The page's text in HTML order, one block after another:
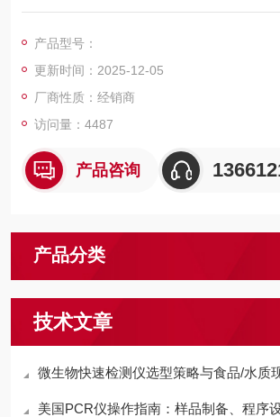
经过一段时间的培养后，根据通摇摇瓶颜色
需专业人员、无需专业实验室、只需3步就可读
产品型号：
更新时间：2025-12-05
厂商性质：经销商
访问量：4487
产品咨询
产品分类
技术文章
微生物快速检测仪选型策略与食品/水质
美国PCR仪操作指南：样品制备、程序设置